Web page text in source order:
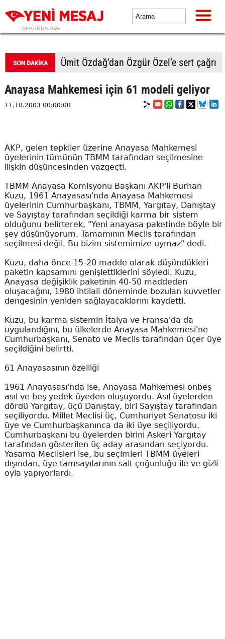
09 AĞUSTOS 2026
Ümit Özdağ’dan Özgür Özel’e sert çağrı
Anayasa Mahkemesi için 61 modeli geliyor
11.10.2003 00:00:00
AKP, gelen tepkiler üzerine Anayasa Mahkemesi
üyelerinin tümünün TBMM tarafından seçilmesine
ilişkin düşüncesinden vazgeçti.
TBMM Anayasa Komisyonu Başkanı AKP'li Burhan
Kuzu, 1961 Anayasası'nda Anayasa Mahkemesi
üyelerinin Cumhurbaşkanı, TBMM, Yargıtay, Danıştay
ve Sayıştay tarafından seçildiği karma bir sistem
olduğunu belirterek, "Yeni anayasa paketinde böyle bir
şey düşünüyorum. Tamamının Meclis tarafından
seçilmesi değil. Bu bizim sistemimize uymaz" dedi.
Kuzu, daha önce 15-20 madde olarak düşündükleri
paketin kapsamını genişlettiklerini söyledi. Kuzu,
Anayasa değişiklik paketinin 40-50 maddeden
oluşacağını, 1980 ihtilali döneminde bozulan kuvvetler
dengesinin yeniden sağlayacaklarını kaydetti.
Kuzu, bu karma sistemin İtalya ve Fransa'da da
uygulandığını, bu ülkelerde Anayasa Mahkemesi'ne
Cumhurbaşkanı, Senato ve Meclis tarafından üçer üye
seçildiğini belirtti.
61 Anayasasının özelliği
1961 Anayasası'nda ise, Anayasa Mahkemesi onbeş
asıl ve beş yedek üyeden oluşuyordu. Asıl üyelerden
dördü Yargıtay, üçü Danıştay, biri Sayıştay tarafından
seçiliyordu. Millet Meclisi üç, Cumhuriyet Senatosu iki
üye ve Cumhurbaşkanınca da iki üye seçiliyordu.
Cumhurbaşkanı bu üyelerden birini Askeri Yargıtay
tarafından gösterilen üç aday arasından seçiyordu.
Yasama Meclisleri ise, bu seçimleri TBMM üyeleri
dışından, üye tamsayılarının salt çoğunluğu ile ve gizli
oyla yapıyorlardı.